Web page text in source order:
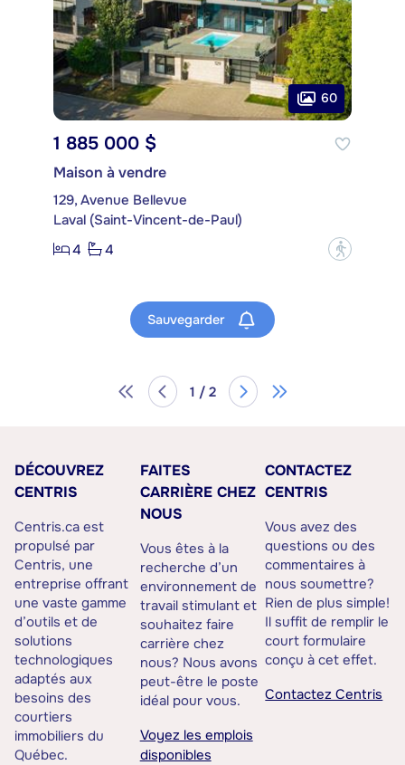
60
1 885 000 $
Maison à vendre
129, Avenue Bellevue
Laval (Saint-Vincent-de-Paul)
4
4 ?
Sauvegarder
1 / 2
DÉCOUVREZ
CENTRIS
Centris.ca est
propulsé par
Centris, une
entreprise offrant
une vaste gamme
d’outils et de
solutions
technologiques
adaptés aux
besoins des
courtiers
immobiliers du
Québec.
FAITES
CARRIÈRE CHEZ
NOUS
Vous êtes à la
recherche d’un
environnement de
travail stimulant et
souhaitez faire
carrière chez
nous? Nous avons
peut-être le poste
idéal pour vous.
Voyez les emplois
disponibles
CONTACTEZ
CENTRIS
Vous avez des
questions ou des
commentaires à
nous soumettre?
Rien de plus simple!
Il suffit de remplir le
court formulaire
conçu à cet effet.
Contactez Centris